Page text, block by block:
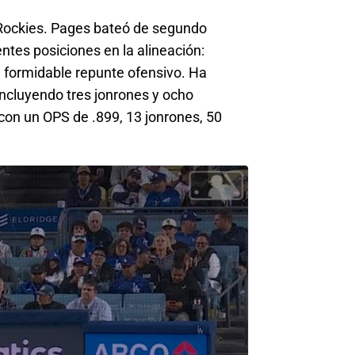
Pages bateó de segundo
posiciones en la alineación:
repunte ofensivo. Ha
tres jonrones y ocho
un OPS de .899, 13 jonrones, 50